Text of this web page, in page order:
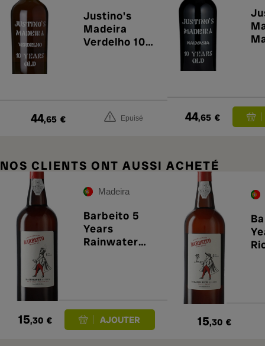
Justino's
Madeira
Verdelho 10
44,65 € Epuisé 44,65 €
NOS CLIENTS ONT AUSSI ACHETÉ
Madeira
Barbeito 5
Years
Rainwater
15,30 € 15,30 €